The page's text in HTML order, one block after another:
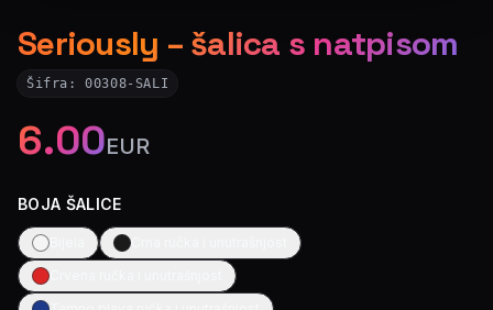
Seriously – šalica s natpisom
Šifra:00308-SALI
6.00EUR
BOJA ŠALICE